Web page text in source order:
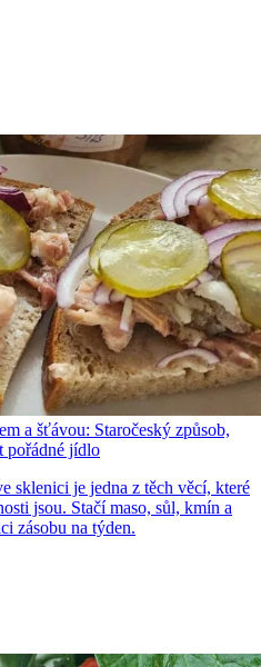
a šťávou: Staročeský způsob,
pořádné jídlo
sklenici je jedna z těch věcí, které
jsou. Stačí maso, sůl, kmín a
zásobu na týden.